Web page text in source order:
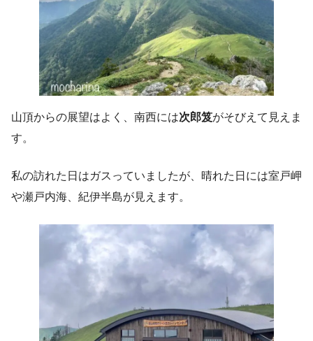
山頂からの展望はよく、南西には次郎笈がそびえて見えま
す。
私の訪れた日はガスっていましたが、晴れた日には室戸岬
や瀬戸内海、紀伊半島が見えます。